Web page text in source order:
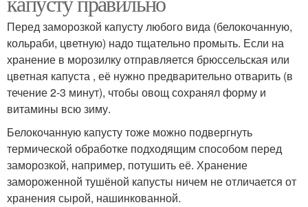
Перед заморозкой капусту любого вида (белокочанную,
кольраби, цветную) надо тщательно промыть. Если на
хранение в морозилку отправляется брюссельская или
цветная капуста , её нужно предварительно отварить (в
течение 2-3 минут), чтобы овощ сохранял форму и
витамины всю зиму.
Белокочанную капусту тоже можно подвергнуть
термической обработке подходящим способом перед
заморозкой, например, потушить её. Хранение
замороженной тушёной капусты ничем не отличается от
хранения сырой, нашинкованной.